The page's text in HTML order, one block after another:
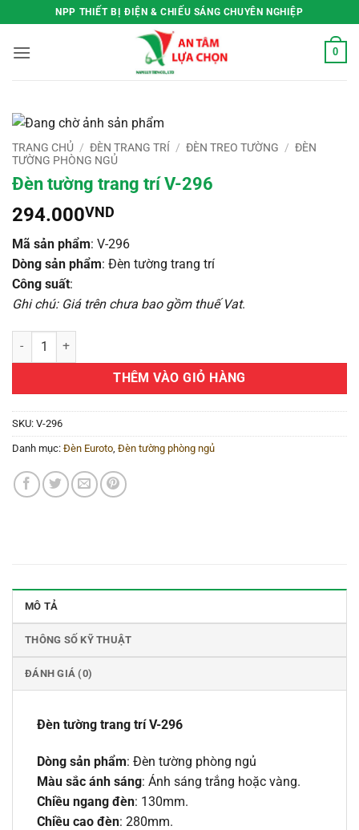
qua
nội
NPP THIẾT BỊ ĐIỆN & CHIẾU SÁNG CHUYÊN NGHIỆP
0
TRANG CHỦ / ĐÈN TRANG TRÍ / ĐÈN TREO TƯỜNG / ĐÈN
TƯỜNG PHÒNG NGỦ
Đèn tường trang trí V-296
294.000VND
Mã sản phẩm: V-296
Dòng sản phẩm: Đèn tường trang trí
Công suất:
Ghi chú: Giá trên chưa bao gồm thuế Vat.
Đèn tường trang trí V-296 số lượng
THÊM VÀO GIỎ HÀNG
SKU: V-296
Danh mục: Đèn Euroto Đèn tường phòng ngủ
MÔ TẢ
THÔNG SỐ KỸ THUẬT
ĐÁNH GIÁ (0)
Đèn tường trang trí V-296
Dòng sản phẩm: Đèn tường phòng ngủ
Màu sắc ánh sáng: Ánh sáng trắng hoặc vàng.
Chiều ngang đèn: 130mm.
Chiều cao đèn: 280mm.